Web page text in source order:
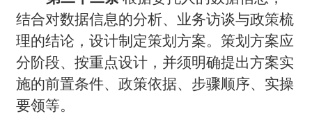
结合对数据信息的分析、业务访谈与政策梳
理的结论，设计制定策划方案。策划方案应
分阶段、按重点设计，并须明确提出方案实
施的前置条件、政策依据、步骤顺序、实操
要领等。